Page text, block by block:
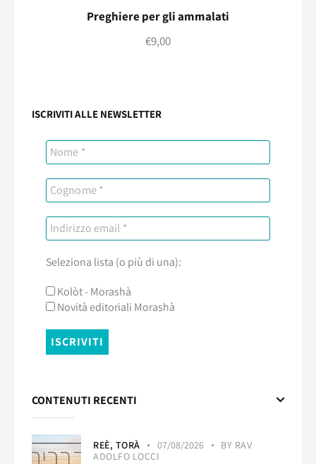
Preghiere per gli ammalati
€9,00
ISCRIVITI ALLE NEWSLETTER
Seleziona lista (o più di una):
Kolòt - Morashà
Novità editoriali Morashà
CONTENUTI RECENTI
REÈ, TORÀ 07/08/2026 BY RAV
ADOLFO LOCCI